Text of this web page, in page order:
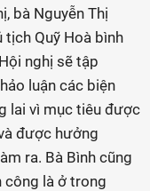
bà Nguyễn Thị
tịch Quỹ Hoà bình
nghị sẽ tập
luận các biện
lai vì mục tiêu được
được hưởng
ra. Bà Bình cũng
công là ở trong